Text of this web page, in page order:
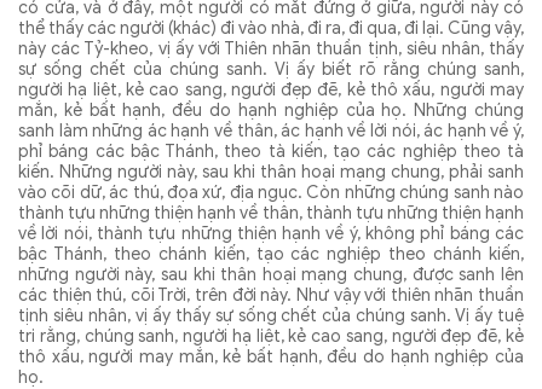
có cửa, và ở đây, một người có mắt đứng ở giữa, người này có
thể thấy các người (khác) đi vào nhà, đi ra, đi qua, đi lại. Cũng vậy,
này các Tỷ-kheo, vị ấy với Thiên nhãn thuần tịnh, siêu nhân, thấy
sự sống chết của chúng sanh. Vị ấy biết rõ rằng chúng sanh,
người hạ liệt, kẻ cao sang, người đẹp đẽ, kẻ thô xấu, người may
mắn, kẻ bất hạnh, đều do hạnh nghiệp của họ. Những chúng
sanh làm những ác hạnh về thân, ác hạnh về lời nói, ác hạnh về ý,
phỉ báng các bậc Thánh, theo tà kiến, tạo các nghiệp theo tà
kiến. Những người này, sau khi thân hoại mạng chung, phải sanh
vào cõi dữ, ác thú, đọa xứ, địa ngục. Còn những chúng sanh nào
thành tựu những thiện hạnh về thân, thành tựu những thiện hạnh
về lời nói, thành tựu những thiện hạnh về ý, không phỉ báng các
bậc Thánh, theo chánh kiến, tạo các nghiệp theo chánh kiến,
những người này, sau khi thân hoại mạng chung, được sanh lên
các thiện thú, cõi Trời, trên đời này. Như vậy với thiên nhãn thuần
tịnh siêu nhân, vị ấy thấy sự sống chết của chúng sanh. Vị ấy tuệ
tri rằng, chúng sanh, người hạ liệt, kẻ cao sang, người đẹp đẽ, kẻ
thô xấu, người may mắn, kẻ bất hạnh, đều do hạnh nghiệp của
họ.